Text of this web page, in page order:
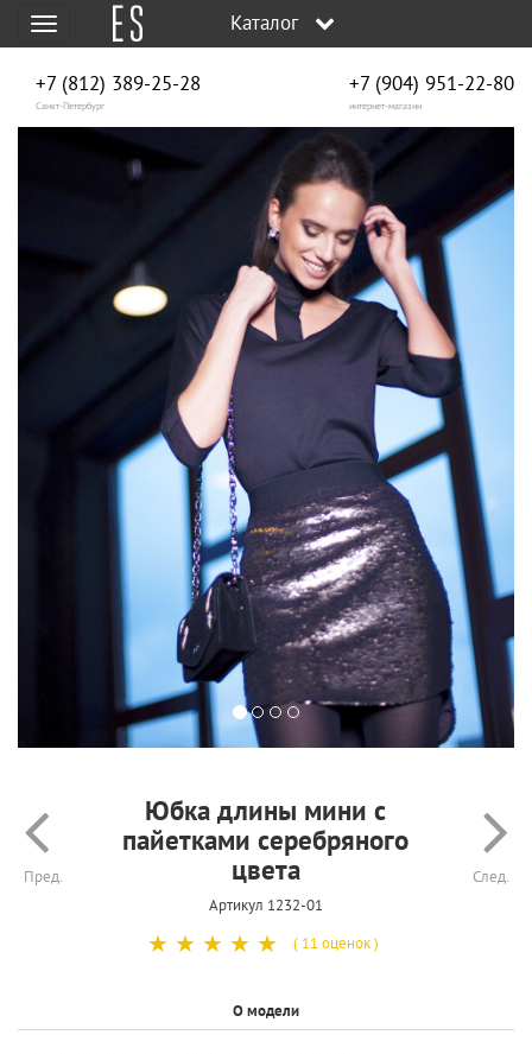
Меню Каталог
+7 (812) 389-25-28
Санкт-Петербург
+7 (904) 951‑22‑80
интернет-магазин
Пред.
Юбка длины мини с
пайетками серебряного
цвета
Артикул 1232-01
След.
☆
☆
☆
☆
☆ ( 11 оценок )
О модели